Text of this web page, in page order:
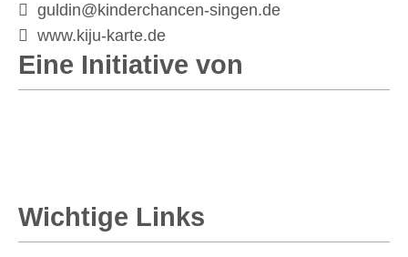
guldin@kinderchancen-singen.de
www.kiju-karte.de
Eine Initiative von
Wichtige Links